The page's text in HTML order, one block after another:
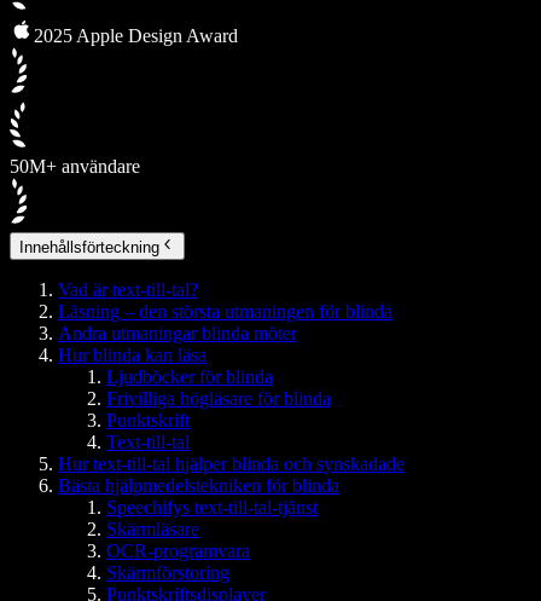
2025 Apple Design Award
50M+ användare
Innehållsförteckning
Vad är text-till-tal?
Läsning – den största utmaningen för blinda
Andra utmaningar blinda möter
Hur blinda kan läsa
Ljudböcker för blinda
Frivilliga högläsare för blinda
Punktskrift
Text-till-tal
Hur text-till-tal hjälper blinda och synskadade
Bästa hjälpmedelstekniken för blinda
Speechifys text-till-tal-tjänst
Skärmläsare
OCR-programvara
Skärmförstoring
Punktskriftsdisplayer